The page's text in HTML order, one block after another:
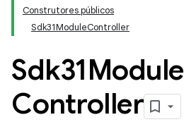
Construtores públicos
Sdk31ModuleController
Sdk31Module
Controller